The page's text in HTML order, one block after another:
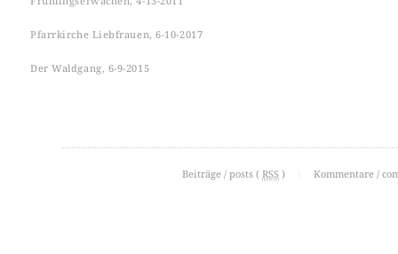
Pfarrkirche Liebfrauen, 6-10-2017
Der Waldgang, 6-9-2015
Beiträge / posts ( RSS ) Kommentare /